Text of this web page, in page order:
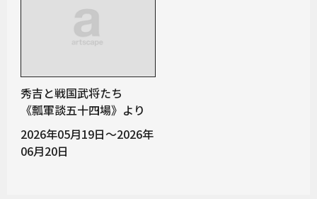
秀吉と戦国武将たち
《瓢軍談五十四場》より
2026年05月19日～2026年
06月20日